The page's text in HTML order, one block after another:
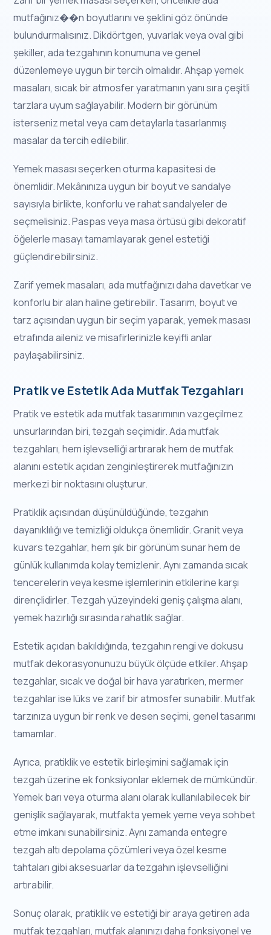
mutfağınız��n boyutlarını ve şeklini göz önünde
bulundurmalısınız. Dikdörtgen, yuvarlak veya oval gibi
şekiller, ada tezgahının konumuna ve genel
düzenlemeye uygun bir tercih olmalıdır. Ahşap yemek
masaları, sıcak bir atmosfer yaratmanın yanı sıra çeşitli
tarzlara uyum sağlayabilir. Modern bir görünüm
isterseniz metal veya cam detaylarla tasarlanmış
masalar da tercih edilebilir.
Yemek masası seçerken oturma kapasitesi de
önemlidir. Mekânınıza uygun bir boyut ve sandalye
sayısıyla birlikte, konforlu ve rahat sandalyeler de
seçmelisiniz. Paspas veya masa örtüsü gibi dekoratif
öğelerle masayı tamamlayarak genel estetiği
güçlendirebilirsiniz.
Zarif yemek masaları, ada mutfağınızı daha davetkar ve
konforlu bir alan haline getirebilir. Tasarım, boyut ve
tarz açısından uygun bir seçim yaparak, yemek masası
etrafında aileniz ve misafirlerinizle keyifli anlar
paylaşabilirsiniz.
Pratik ve Estetik Ada Mutfak Tezgahları
Pratik ve estetik ada mutfak tasarımının vazgeçilmez
unsurlarından biri, tezgah seçimidir. Ada mutfak
tezgahları, hem işlevselliği artırarak hem de mutfak
alanını estetik açıdan zenginleştirerek mutfağınızın
merkezi bir noktasını oluşturur.
Pratiklik açısından düşünüldüğünde, tezgahın
dayanıklılığı ve temizliği oldukça önemlidir. Granit veya
kuvars tezgahlar, hem şık bir görünüm sunar hem de
günlük kullanımda kolay temizlenir. Aynı zamanda sıcak
tencerelerin veya kesme işlemlerinin etkilerine karşı
dirençlidirler. Tezgah yüzeyindeki geniş çalışma alanı,
yemek hazırlığı sırasında rahatlık sağlar.
Estetik açıdan bakıldığında, tezgahın rengi ve dokusu
mutfak dekorasyonunuzu büyük ölçüde etkiler. Ahşap
tezgahlar, sıcak ve doğal bir hava yaratırken, mermer
tezgahlar ise lüks ve zarif bir atmosfer sunabilir. Mutfak
tarzınıza uygun bir renk ve desen seçimi, genel tasarımı
tamamlar.
Ayrıca, pratiklik ve estetik birleşimini sağlamak için
tezgah üzerine ek fonksiyonlar eklemek de mümkündür.
Yemek barı veya oturma alanı olarak kullanılabilecek bir
genişlik sağlayarak, mutfakta yemek yeme veya sohbet
etme imkanı sunabilirsiniz. Aynı zamanda entegre
tezgah altı depolama çözümleri veya özel kesme
tahtaları gibi aksesuarlar da tezgahın işlevselliğini
artırabilir.
Sonuç olarak, pratiklik ve estetiği bir araya getiren ada
mutfak tezgahları, mutfak alanınızı daha fonksiyonel ve